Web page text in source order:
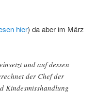
hier) da aber im März
und auf dessen
der Chef der
Kindesmisshandlung